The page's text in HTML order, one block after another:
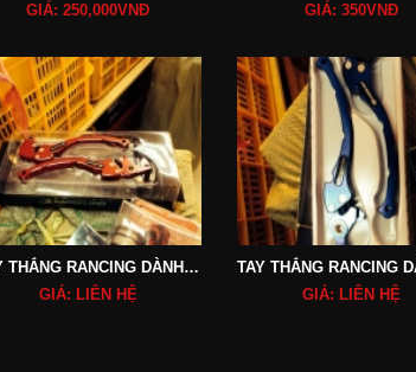
GIÁ: 250,000VNĐ
GIÁ: 350VNĐ
TAY THẮNG RANCING DÀNH CHO TẤT CẢ CÁC DÒNG XE
GIÁ: LIÊN HỆ
GIÁ: LIÊN HỆ